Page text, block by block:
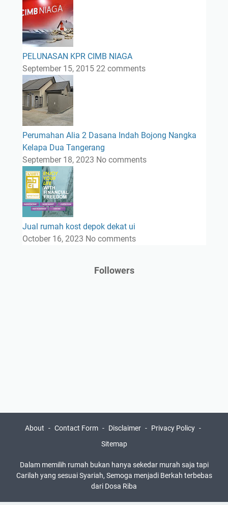
PELUNASAN KPR CIMB NIAGA
September 15, 2015 22 comments
Perumahan Alia 2 Dasana Indah Bojong Nangka
Kelapa Dua Tangerang
September 18, 2023 No comments
Jual rumah kost depok dekat ui
October 16, 2023 No comments
Followers
About Contact Form Disclaimer
Privacy Policy
Sitemap
Dalam memilih rumah bukan hanya sekedar murah saja tapi
Carilah yang sesuai Syariah, Semoga menjadi Berkah terbebas
dari Dosa Riba